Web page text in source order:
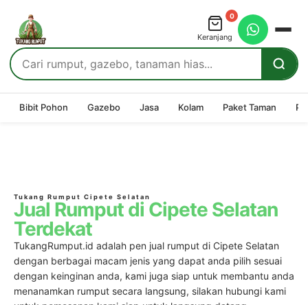
0
Keranjang
Bibit Pohon Gazebo Jasa Kolam Paket Taman
Tukang Rumput Cipete Selatan
Jual Rumput di Cipete Selatan
Terdekat
TukangRumput.id adalah pen jual rumput di Cipete Selatan
dengan berbagai macam jenis yang dapat anda pilih sesuai
dengan keinginan anda, kami juga siap untuk membantu anda
menanamkan rumput secara langsung, silakan hubungi kami